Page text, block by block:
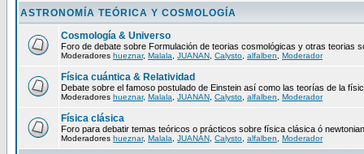
ASTRONOMÍA TEÓRICA Y COSMOLOGÍA
Cosmología & Universo
Foro de debate sobre Formulación de teorias cosmológicas y otras teorias
Moderadores hueznar, Malala JUANAN Calysto alfalben Moderador
Física cuántica & Relatividad
Debate sobre el famoso postulado de Einstein así como las teorías de la
Moderadores hueznar, Malala JUANAN Calysto alfalben Moderador
Física clásica
Foro para debatir temas teóricos o prácticos sobre física clásica ó
Moderadores hueznar, Malala JUANAN Calysto alfalben Moderador